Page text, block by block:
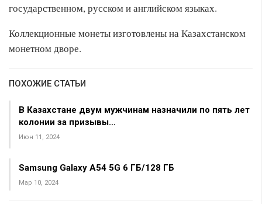
государственном, русском и английском языках.
Коллекционные монеты изготовлены на Казахстанском
монетном дворе.
ПОХОЖИЕ СТАТЬИ
В Казахстане двум мужчинам назначили по пять лет
колонии за призывы…
Июн 11, 2024
Samsung Galaxy A54 5G 6 ГБ/128 ГБ
Мар 10, 2024